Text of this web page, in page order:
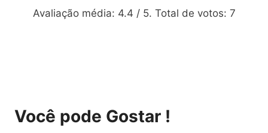
Avaliação média: 4.4 / 5. Total de votos: 7
Você pode Gostar !